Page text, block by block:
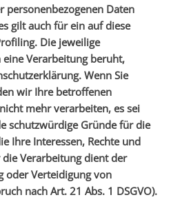
personenbezogenen Daten
gilt auch für ein auf diese
Die jeweilige
eine Verarbeitung beruht,
Wenn Sie
wir Ihre betroffenen
mehr verarbeiten, es sei
schutzwürdige Gründe für die
Ihre Interessen, Rechte und
Verarbeitung dient der
oder Verteidigung von
nach Art. 21 Abs. 1 DSGVO).